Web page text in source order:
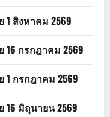
1 สิงหาคม 2569
16 กรกฎาคม 2569
1 กรกฎาคม 2569
16 มิถุนายน 2569